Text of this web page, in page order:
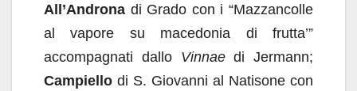
All’Androna di Grado con i “Mazzancolle
al vapore su macedonia di frutta’”
accompagnati dallo Vinnaedi Jermann;
Campiello di S. Giovanni al Natisone con